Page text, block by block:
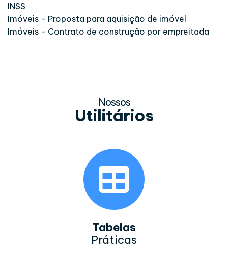
INSS
Imóveis - Proposta para aquisição de imóvel
Imóveis - Contrato de construção por empreitada
Nossos
Utilitários
Tabelas
Práticas